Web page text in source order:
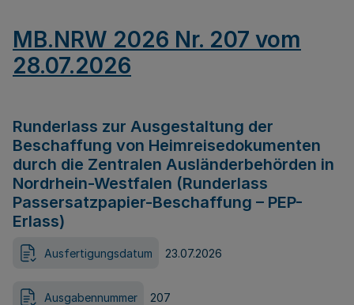
MB.NRW 2026 Nr. 207 vom
28.07.2026
Runderlass zur Ausgestaltung der
Beschaffung von Heimreisedokumenten
durch die Zentralen Ausländerbehörden in
Nordrhein-Westfalen (Runderlass
Passersatzpapier-Beschaffung – PEP-
Erlass)
Ausfertigungsdatum 23.07.2026
Ausgabennummer 207